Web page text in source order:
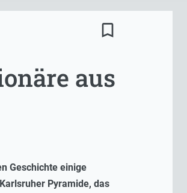
bookmark_border
aus
Geschichte einige
Pyramide, das